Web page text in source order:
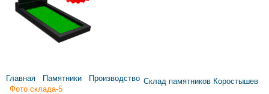
Главная Памятники Производство Склад памятников Коростышев
Фото склада-5